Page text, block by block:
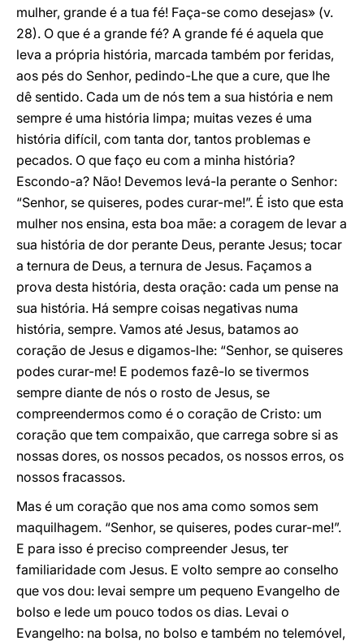
mulher, grande é a tua fé! Faça-se como desejas» (v.
28). O que é a grande fé? A grande fé é aquela que
leva a própria história, marcada também por feridas,
aos pés do Senhor, pedindo-Lhe que a cure, que lhe
dê sentido. Cada um de nós tem a sua história e nem
sempre é uma história limpa; muitas vezes é uma
história difícil, com tanta dor, tantos problemas e
pecados. O que faço eu com a minha história?
Escondo-a? Não! Devemos levá-la perante o Senhor:
“Senhor, se quiseres, podes curar-me!”. É isto que esta
mulher nos ensina, esta boa mãe: a coragem de levar a
sua história de dor perante Deus, perante Jesus; tocar
a ternura de Deus, a ternura de Jesus. Façamos a
prova desta história, desta oração: cada um pense na
sua história. Há sempre coisas negativas numa
história, sempre. Vamos até Jesus, batamos ao
coração de Jesus e digamos-lhe: “Senhor, se quiseres
podes curar-me! E podemos fazê-lo se tivermos
sempre diante de nós o rosto de Jesus, se
compreendermos como é o coração de Cristo: um
coração que tem compaixão, que carrega sobre si as
nossas dores, os nossos pecados, os nossos erros, os
nossos fracassos.
Mas é um coração que nos ama como somos sem
maquilhagem. “Senhor, se quiseres, podes curar-me!”.
E para isso é preciso compreender Jesus, ter
familiaridade com Jesus. E volto sempre ao conselho
que vos dou: levai sempre um pequeno Evangelho de
bolso e lede um pouco todos os dias. Levai o
Evangelho: na bolsa, no bolso e também no telemóvel,